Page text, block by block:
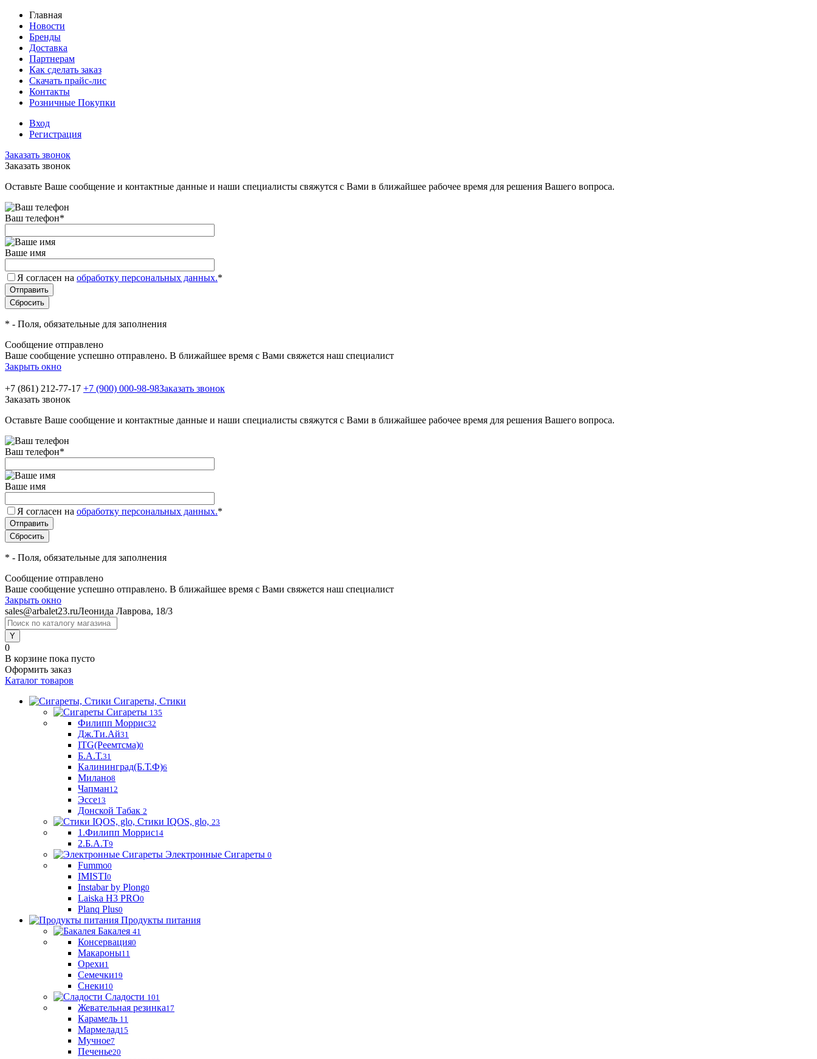
Главная
Новости
Бренды
Доставка
Партнерам
Как сделать заказ
Скачать прайс-лис
Контакты
Розничные Покупки
Вход
Регистрация
Заказать звонок
Заказать звонок
Оставьте Ваше сообщение и контактные данные и наши специалисты свяжутся с Вами в ближайшее рабочее время для решения Вашего вопроса.
Ваш телефон*
Ваше имя
Я согласен на обработку персональных данных.*
* - Поля, обязательные для заполнения
Сообщение отправлено
Ваше сообщение успешно отправлено. В ближайшее время с Вами свяжется наш специалист
Закрыть окно
+7 (861) 212-77-17 +7 (900) 000-98-98Заказать звонок
Заказать звонок
Оставьте Ваше сообщение и контактные данные и наши специалисты свяжутся с Вами в ближайшее рабочее время для решения Вашего вопроса.
Ваш телефон*
Ваше имя
Я согласен на обработку персональных данных.*
* - Поля, обязательные для заполнения
Сообщение отправлено
Ваше сообщение успешно отправлено. В ближайшее время с Вами свяжется наш специалист
Закрыть окно
sales@arbalet23.ruЛеонида Лаврова, 18/3
0
В корзине пока пусто
Оформить заказ
Каталог товаров
Сигареты, Стики
Сигареты 135
Филипп Моррис32
Дж.Ти.Ай31
ITG(Реемтсма)0
Б.А.Т.31
Калининград(Б.Т.Ф)6
Милано8
Чапман12
Эссе13
Донской Табак 2
Стики IQOS, glo, 23
1.Филипп Моррис14
2.Б.А.Т9
Электронные Сигареты 0
Fummo0
IMISTI0
Instabar by Plong0
Laiska H3 PRO0
Planq Plus0
Продукты питания
Бакалея 41
Консервация0
Макароны11
Орехи1
Семечки19
Снеки10
Сладости 101
Жевательная резинка17
Карамель 11
Мармелад15
Мучное7
Печенье20